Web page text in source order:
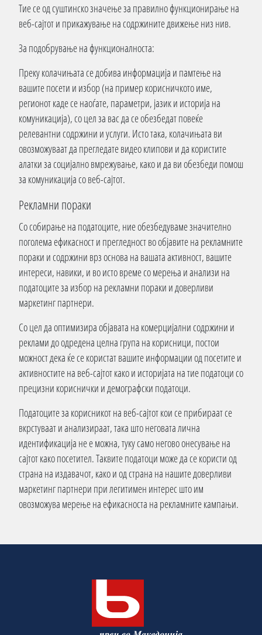
Тие се од суштинско значење за правилно функционирање на
веб-сајтот и прикажување на содржините движење низ нив.
За подобрување на функционалноста:
Преку колачињата се добива информација и памтење на
вашите посети и избор (на пример корисничкото име,
регионот каде се наоѓате, параметри, јазик и историја на
комуникација), со цел за вас да се обезбедат повеќе
релевантни содржини и услуги. Исто така, колачињата ви
овозможуваат да прегледате видео клипови и да користите
алатки за социјално вмрежување, како и да ви обезбеди помош
за комуникација со веб-сајтот.
Рекламни пораки
Со собирање на податоците, ние обезбедуваме значително
поголема ефикасност и прегледност во објавите на рекламните
пораки и содржини врз основа на вашата активност, вашите
интереси, навики, и во исто време со мерења и анализи на
податоците за избор на рекламни пораки и доверливи
маркетинг партнери.
Со цел да оптимизира објавата на комерцијални содржини и
реклами до одредена целна група на корисници, постои
можност дека ќе се користат вашите информации од посетите и
активностите на веб-сајтот како и историјата на тие податоци со
прецизни кориснички и демографски податоци.
Податоците за корисникот на веб-сајтот кои се прибираат се
вкрстуваат и анализираат, така што неговата лична
идентификација не е можна, туку само негово онесување на
сајтот како посетител. Таквите податоци може да се користи од
страна на издавачот, како и од страна на нашите доверливи
маркетинг партнери при легитимен интерес што им
овозможува мерење на ефикасноста на рекламните кампањи.